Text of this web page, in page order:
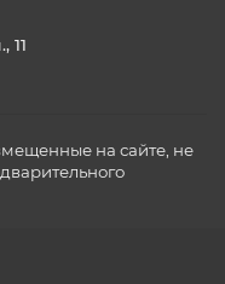
11
на сайте, не